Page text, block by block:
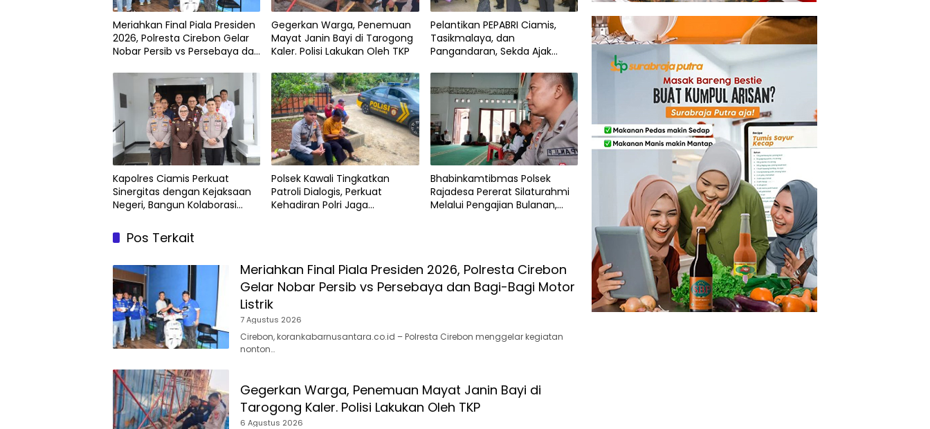
Meriahkan Final Piala Presiden
2026, Polresta Cirebon Gelar
Nobar Persib vs Persebaya dan
Gegerkan Warga, Penemuan
Mayat Janin Bayi di Tarogong
Kaler. Polisi Lakukan Oleh TKP
Pelantikan PEPABRI Ciamis,
Tasikmalaya, dan
Pangandaran, Sekda Ajak
Kapolres Ciamis Perkuat
Sinergitas dengan Kejaksaan
Negeri, Bangun Kolaborasi
Harkamtibmas
Polsek Kawali Tingkatkan
Patroli Dialogis, Perkuat
Kehadiran Polri Jaga
Bhabinkamtibmas Polsek
Rajadesa Pererat Silaturahmi
Melalui Pengajian Bulanan,
Pos Terkait
Meriahkan Final Piala Presiden 2026, Polresta Cirebon
Gelar Nobar Persib vs Persebaya dan Bagi-Bagi Motor
Listrik
7 Agustus 2026
Cirebon, korankabarnusantara.co.id – ​Polresta Cirebon menggelar kegiatan
nonton…
Gegerkan Warga, Penemuan Mayat Janin Bayi di
Tarogong Kaler. Polisi Lakukan Oleh TKP
6 Agustus 2026